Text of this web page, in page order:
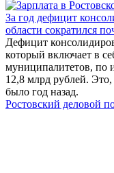
За год дефицит
области сократился
Дефицит
который включает в
муниципалитетов, по
12,8 млрд рублей.
было год назад.
Ростовский деловой